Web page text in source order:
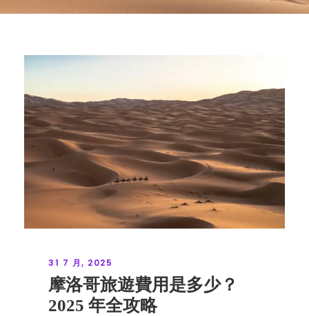
31 7 月, 2025
摩洛哥旅遊費用是多少？
2025 年全攻略